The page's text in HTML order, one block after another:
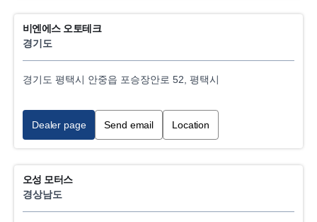
비엔에스 오토테크
경기도
경기도 평택시 안중읍 포승장안로 52, 평택시
Dealer page Send email Location
오성 모터스
경상남도